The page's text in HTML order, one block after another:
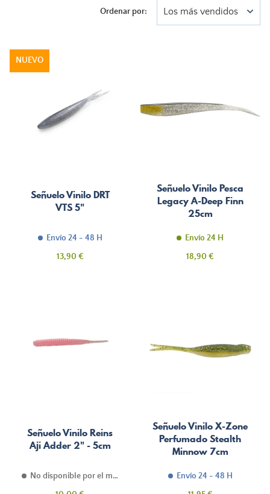
Ordenar por: Los más vendidos
Señuelo Vinilo DRT
VTS 5"
Envío 24 - 48 H
Precio
13,90 €
NUEVO
Señuelo Vinilo Pesca
Legacy A-Deep Finn
25cm
Envío 24 H
Precio
18,90 €
Señuelo Vinilo Reins
Aji Adder 2" - 5cm
No disponible por el momento
Señuelo Vinilo X-Zone
Perfumado Stealth
Minnow 7cm
Envío 24 - 48 H